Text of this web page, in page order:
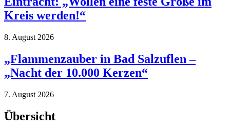
Kreis werden!“
8. August 2026
„Flammenzauber in Bad Salzuflen –
„Nacht der 10.000 Kerzen“
7. August 2026
Übersicht